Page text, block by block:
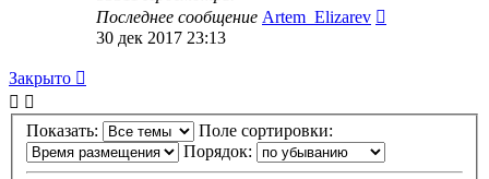
Последнее сообщение Artem_Elizarev
30 дек 2017 23:13
Закрыто
Показать:
Поле сортировки:
Порядок: